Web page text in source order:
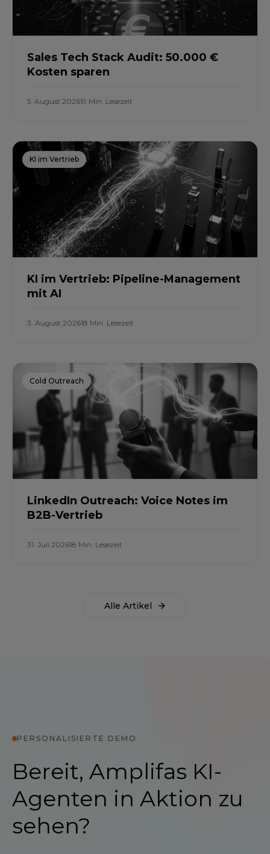
Sales Tech Stack Audit: 50.000 €
Kosten sparen
5. August 202619 Min. Lesezeit
KI im Vertrieb
KI im Vertrieb: Pipeline-Management
mit AI
3. August 202618 Min. Lesezeit
Cold Outreach
LinkedIn Outreach: Voice Notes im
B2B-Vertrieb
31. Juli 202618 Min. Lesezeit
Alle Artikel
PERSONALISIERTE DEMO
Bereit, Amplifas KI-
Agenten in Aktion zu
sehen?